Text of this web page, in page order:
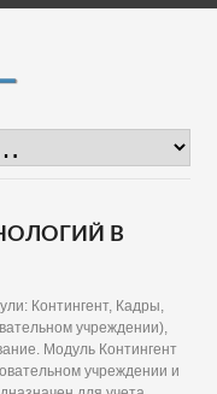
В
Контингент, Кадры,
учреждении),
Модуль Контингент
учреждении и